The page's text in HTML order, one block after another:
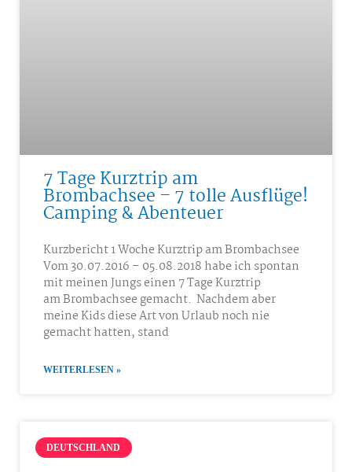
7 Tage Kurztrip am
Brombachsee – 7 tolle Ausflüge!
Camping & Abenteuer
Kurzbericht 1 Woche Kurztrip am Brombachsee
Vom 30.07.2016 – 05.08.2018 habe ich spontan
mit meinen Jungs einen 7 Tage Kurztrip
am Brombachsee gemacht. Nachdem aber
meine Kids diese Art von Urlaub noch nie
gemacht hatten, stand
WEITERLESEN »
DEUTSCHLAND